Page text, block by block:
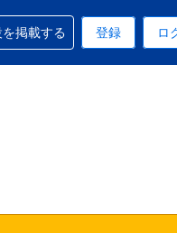
通貨はUSドルです
の言語は日本語です
るサポートを受けられます
掲載する 登録 ロ